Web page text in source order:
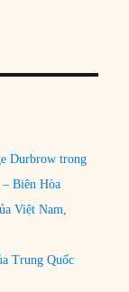
Durbrow trong
Biên Hòa
Việt Nam,
Trung Quốc